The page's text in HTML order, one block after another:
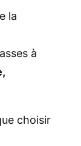
la
à
choisir